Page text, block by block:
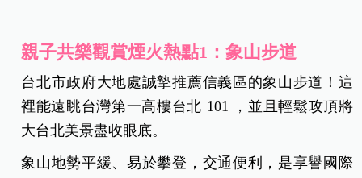
親子共樂觀賞煙火熱點1：象山步道
台北市政府大地處誠摯推薦信義區的象山步道！這
裡能遠眺台灣第一高樓台北 101 ，並且輕鬆攻頂將
大台北美景盡收眼底。
象山地勢平緩、易於攀登，交通便利，是享譽國際